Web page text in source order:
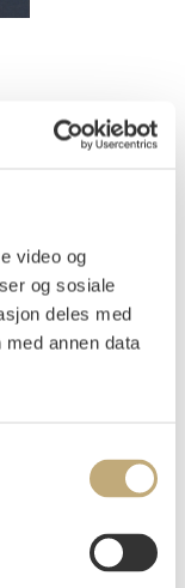
video og
og sosiale
deles med
annen data